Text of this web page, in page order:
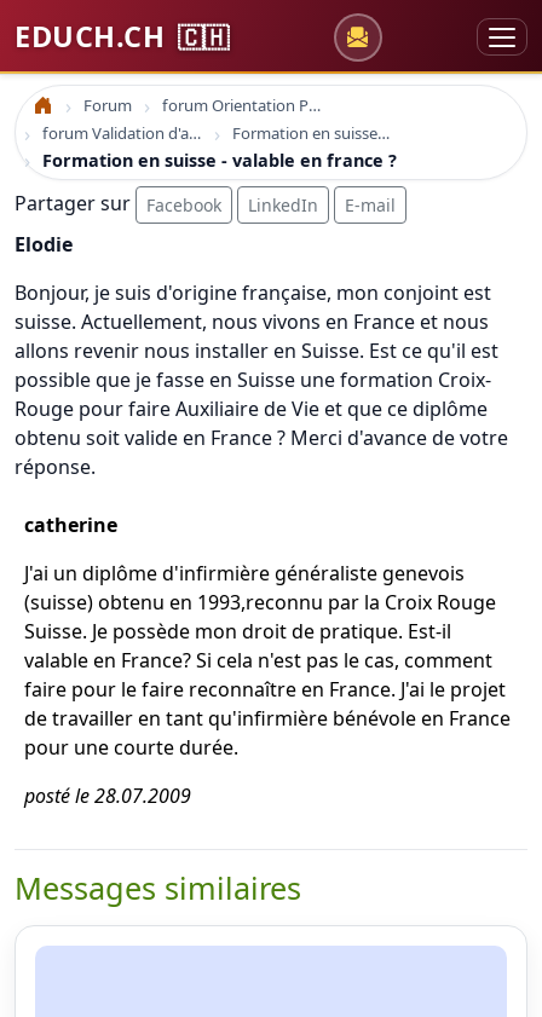
EDUCH.CH 🇨🇭
Accueil Forum
forum Orientation Professionnelle
forum Validation d'acquis professionnel
Formation en suisse - valable en france ?
Formation en suisse - valable en france ?
Partager sur Facebook LinkedIn E-mail
Elodie
Bonjour, je suis d'origine française, mon conjoint est
suisse. Actuellement, nous vivons en France et nous
allons revenir nous installer en Suisse. Est ce qu'il est
possible que je fasse en Suisse une formation Croix-
Rouge pour faire Auxiliaire de Vie et que ce diplôme
obtenu soit valide en France ? Merci d'avance de votre
réponse.
catherine
J'ai un diplôme d'infirmière généraliste genevois
(suisse) obtenu en 1993,reconnu par la Croix Rouge
Suisse. Je possède mon droit de pratique. Est-il
valable en France? Si cela n'est pas le cas, comment
faire pour le faire reconnaître en France. J'ai le projet
de travailler en tant qu'infirmière bénévole en France
pour une courte durée.
posté le 28.07.2009
Messages similaires